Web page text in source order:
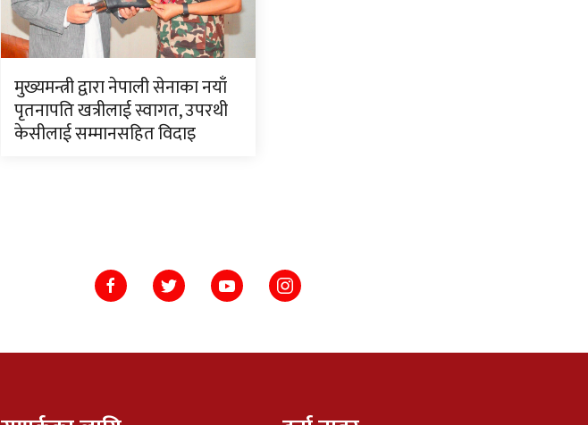
मुख्यमन्त्री द्वारा नेपाली सेनाका नयाँ
पृतनापति खत्रीलाई स्वागत, उपरथी
केसीलाई सम्मानसहित विदाइ